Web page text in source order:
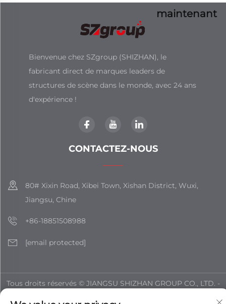
maintenant
Bienvenue chez SZgroup (SHIZHAN), le
fabricant direct de marques leaders de
structures de scène dans le monde, avec 24 ans
d'expérience !
CONTACTEZ-NOUS
80# Xixin Road, Xibei Town, Xishan District, Wuxi,
Jiangsu, Chine
+86-18851508988
[email protected]
Tous droits réservés © JIANGSU SHIZHAN GROUP CO., LTD. -